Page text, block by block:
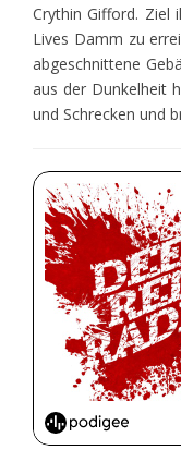
Crythin Gifford. Ziel
Lives Damm zu
abgeschnittene
aus der Dunkelheit
und Schrecken und